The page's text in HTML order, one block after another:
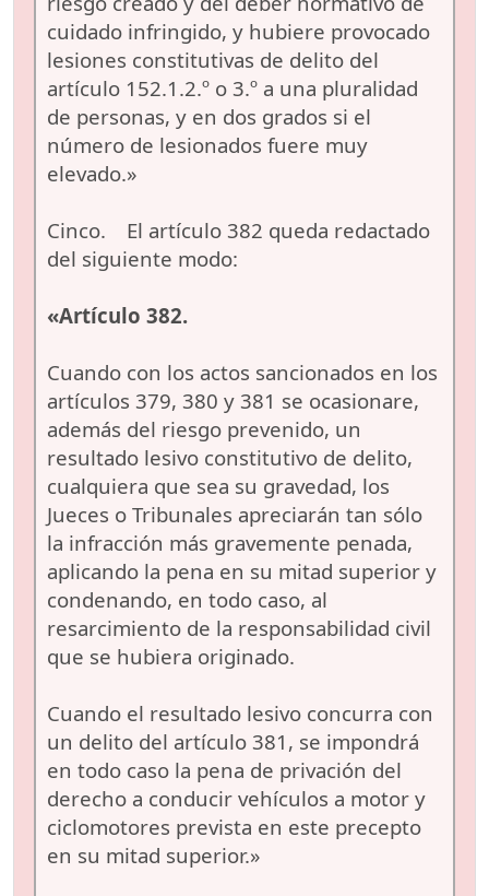
cuidado infringido, y hubiere provocado
lesiones constitutivas de delito del
artículo 152.1.2.º o 3.º a una pluralidad
de personas, y en dos grados si el
número de lesionados fuere muy
elevado.»
Cinco. El artículo 382 queda redactado
del siguiente modo:
«Artículo 382.
Cuando con los actos sancionados en los
artículos 379, 380 y 381 se ocasionare,
además del riesgo prevenido, un
resultado lesivo constitutivo de delito,
cualquiera que sea su gravedad, los
Jueces o Tribunales apreciarán tan sólo
la infracción más gravemente penada,
aplicando la pena en su mitad superior y
condenando, en todo caso, al
resarcimiento de la responsabilidad civil
que se hubiera originado.
Cuando el resultado lesivo concurra con
un delito del artículo 381, se impondrá
en todo caso la pena de privación del
derecho a conducir vehículos a motor y
ciclomotores prevista en este precepto
en su mitad superior.»